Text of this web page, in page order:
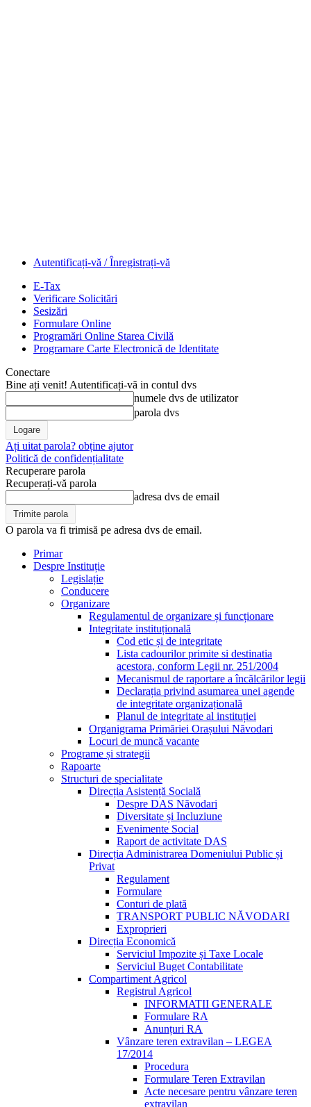
Autentificați-vă / Înregistrați-vă
E-Tax
Verificare Solicitări
Sesizări
Formulare Online
Programări Online Starea Civilă
Programare Carte Electronică de Identitate
Conectare
Bine ați venit! Autentificați-vă in contul dvs
numele dvs de utilizator
parola dvs
Ați uitat parola? obține ajutor
Politică de confidențialitate
Recuperare parola
Recuperați-vă parola
adresa dvs de email
O parola va fi trimisă pe adresa dvs de email.
Primar
Despre Instituție
Legislație
Conducere
Organizare
Regulamentul de organizare și funcționare
Integritate instituțională
Cod etic și de integritate
Lista cadourilor primite si destinatia
acestora, conform Legii nr. 251/2004
Mecanismul de raportare a încălcărilor legii
Declarația privind asumarea unei agende
de integritate organizațională
Planul de integritate al instituției
Organigrama Primăriei Orașului Năvodari
Locuri de muncă vacante
Programe și strategii
Rapoarte
Structuri de specialitate
Direcția Asistență Socială
Despre DAS Năvodari
Diversitate și Incluziune
Evenimente Social
Raport de activitate DAS
Direcția Administrarea Domeniului Public și
Privat
Regulament
Formulare
Conturi de plată
TRANSPORT PUBLIC NĂVODARI
Exproprieri
Direcția Economică
Serviciul Impozite și Taxe Locale
Serviciul Buget Contabilitate
Compartiment Agricol
Registrul Agricol
INFORMATII GENERALE
Formulare RA
Anunțuri RA
Vânzare teren extravilan – LEGEA
17/2014
Procedura
Formulare Teren Extravilan
Acte necesare pentru vânzare teren
extravilan